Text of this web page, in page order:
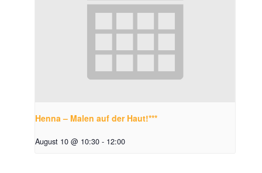
Henna – Malen auf der Haut!***
August 10 @ 10:30 - 12:00